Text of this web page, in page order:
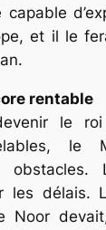
et il le
rentable
le
le
obstacles.
les délais.
Noor